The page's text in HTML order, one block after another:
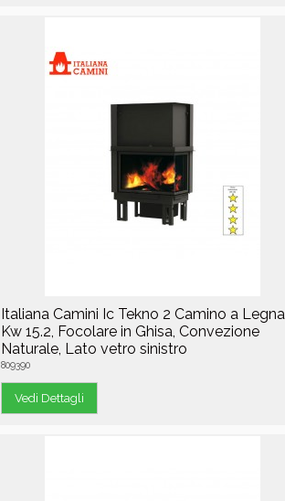
Italiana Camini Ic Tekno 2 Camino a Legna
Kw 15.2, Focolare in Ghisa, Convezione
Naturale, Lato vetro sinistro
809390
Vedi Dettagli